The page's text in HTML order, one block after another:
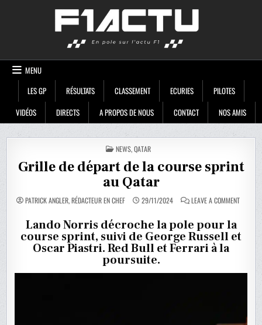
MENU
LES GP
RÉSULTATS CLASSEMENT ECURIES
PILOTES
VIDÉOS
DIRECTS A PROPOS DE NOUS CONTACT NOS AMIS
POSTED
IN
NEWS,QATAR
Grille de départ de la course sprint
au Qatar
PATRICK ANGLER, RÉDACTEUR EN CHEF 29/11/2024 LEAVE A COMMENTON
LA
COURSE
Lando Norris décroche la pole pour la
course sprint, suivi de George Russell et
Oscar Piastri. Red Bull et Ferrari à la
poursuite.